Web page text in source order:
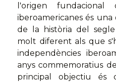
l'origen
iberoamericanes és
de la història del
molt diferent als que
independències
anys commemoratius
principal objectiu és